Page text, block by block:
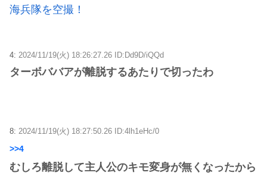
海兵隊を空撮！
4: 2024/11/19(火) 18:26:27.26 ID:Dd9D/iQQd
ターボババアが離脱するあたりで切ったわ
8: 2024/11/19(火) 18:27:50.26 ID:4lh1eHc/0
>>4
むしろ離脱して主人公のキモ変身が無くなったから